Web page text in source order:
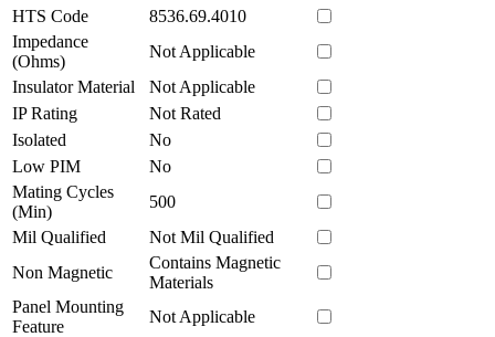
HTS Code
8536.69.4010
Impedance
(Ohms)
Not Applicable
Insulator Material
Not Applicable
IP Rating
Not Rated
Isolated
No
Low PIM
No
Mating Cycles
(Min)
500
Mil Qualified
Not Mil Qualified
Non Magnetic
Contains Magnetic
Materials
Panel Mounting
Feature
Not Applicable